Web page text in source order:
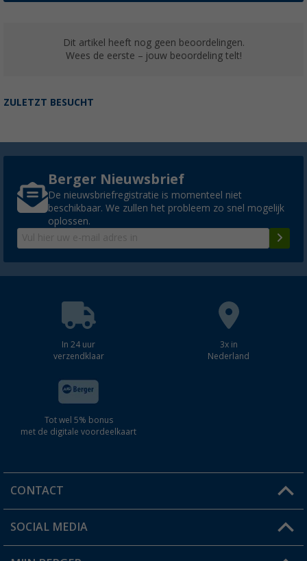
Dit artikel heeft nog geen beoordelingen.
Wees de eerste – jouw beoordeling telt!
ZULETZT BESUCHT
Berger Nieuwsbrief
De nieuwsbriefregistratie is momenteel niet
beschikbaar. We zullen het probleem zo snel mogelijk
oplossen.
In 24 uur
verzendklaar
3x in
Nederland
Tot wel 5% bonus
met de digitale voordeelkaart
CONTACT
Een vraag?
SOCIAL MEDIA